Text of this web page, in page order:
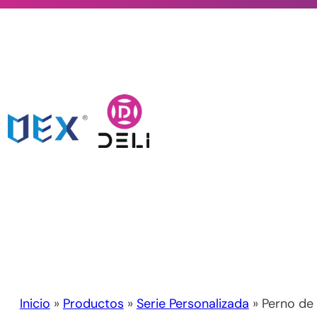
Inicio » Productos » Serie Personalizada » Perno